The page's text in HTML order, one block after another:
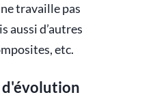
travaille pas
aussi d’autres
etc.
d'évolution